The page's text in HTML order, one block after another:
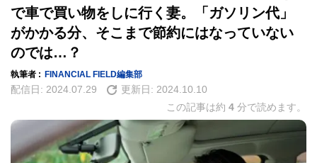
で車で買い物をしに行く妻。「ガソリン代」
がかかる分、そこまで節約にはなっていない
のでは…？
執筆者 : FINANCIAL FIELD編集部
配信日: 2024.07.29 更新日: 2024.10.10
この記事は約 4 分で読めます。